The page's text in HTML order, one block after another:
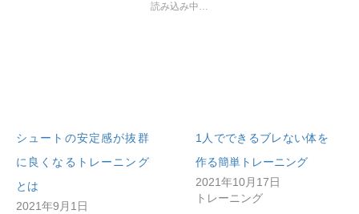
読み込み中…
シュートの安定感が抜群
に良くなるトレーニング
とは
2021年9月1日
1人でできるブレない体を
作る簡単トレーニング
2021年10月17日
トレーニング